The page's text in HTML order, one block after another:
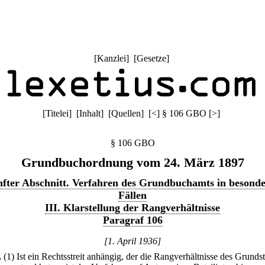
[Kanzlei] [Gesetze]
[Titelei] [Inhalt] [Quellen] [<] § 106 GBO [>]
§ 106 GBO
Grundbuchordnung vom 24. März 1897
Abschnitt. Verfahren des Grundbuchamts in
Fällen
III. Klarstellung der Rangverhältnisse
Paragraf 106
[1. April 1936]
(1) Ist ein Rechtsstreit anhängig, der die Rangverhältnisse des